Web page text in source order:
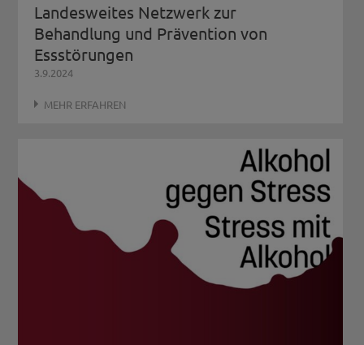
Landesweites Netzwerk zur
Behandlung und Prävention von
Essstörungen
3.9.2024
MEHR ERFAHREN